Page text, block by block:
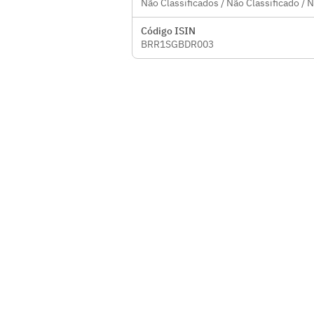
Não Classificados / Não Classificado /
Código ISIN
BRR1SGBDR003